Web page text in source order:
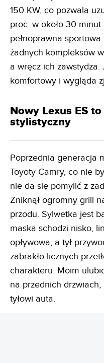
150 KW, co pozwala
proc. w około 30
pełnoprawna
żadnych kompleksów
a wręcz ich zawstydza.
komfortowy i wygląda
Nowy Lexus ES
stylistyczny
Poprzednia generacja
Toyoty Camry, co nie
nie da się pomylić z
Zniknął ogromny grill
przodu. Sylwetka jest
maska schodzi nisko,
opływowa, a tył
zabrakło licznych
charakteru. Moim
na przednich
tyłowi auta.